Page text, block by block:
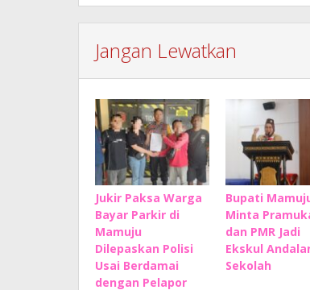
Jangan Lewatkan
Jukir Paksa Warga
Bayar Parkir di
Mamuju
Dilepaskan Polisi
Usai Berdamai
dengan Pelapor
Bupati
Minta
dan PMR Jadi
Ekskul
Sekolah